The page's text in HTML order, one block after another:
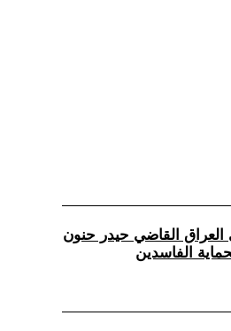
العراق القاضي حيدر حنون
الفاسدين